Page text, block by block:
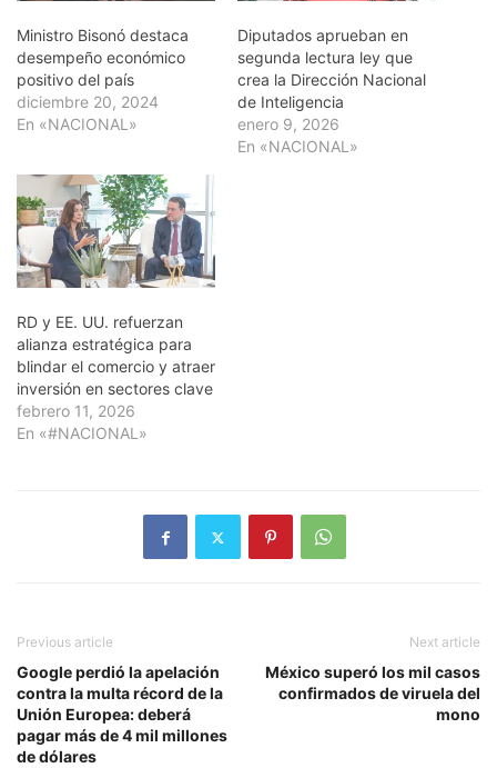
Ministro Bisonó destaca
desempeño económico
positivo del país
diciembre 20, 2024
En «NACIONAL»
Diputados aprueban en
segunda lectura ley que
crea la Dirección Nacional
de Inteligencia
enero 9, 2026
En «NACIONAL»
RD y EE. UU. refuerzan
alianza estratégica para
blindar el comercio y atraer
inversión en sectores clave
febrero 11, 2026
En «#NACIONAL»
Previous article
Google perdió la apelación
contra la multa récord de la
Unión Europea: deberá
pagar más de 4 mil millones
de dólares
Next article
México superó los mil casos
confirmados de viruela del
mono